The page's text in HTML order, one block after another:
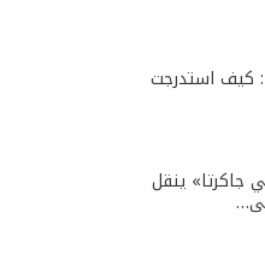
كيف استدرجت
جاكرتا» ينقل